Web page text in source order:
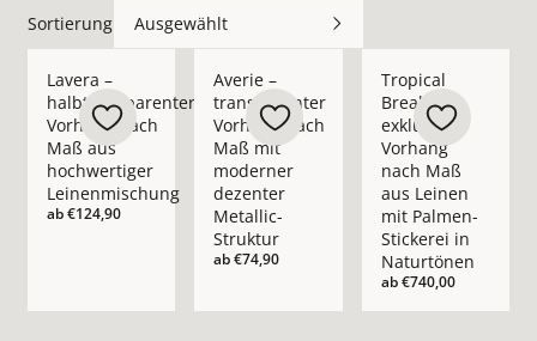
Sortierung Ausgewählt
Lavera –
halbtransparenter
Vorhang nach
Maß aus
hochwertiger
Leinenmischung
ab€124,90
Averie –
transparenter
Vorhang nach
Maß mit
moderner
dezenter
Metallic-
Struktur
ab€74,90
Tropical
Break –
exklusiver
Vorhang
nach Maß
aus Leinen
mit Palmen-
Stickerei in
Naturtönen
ab€740,00